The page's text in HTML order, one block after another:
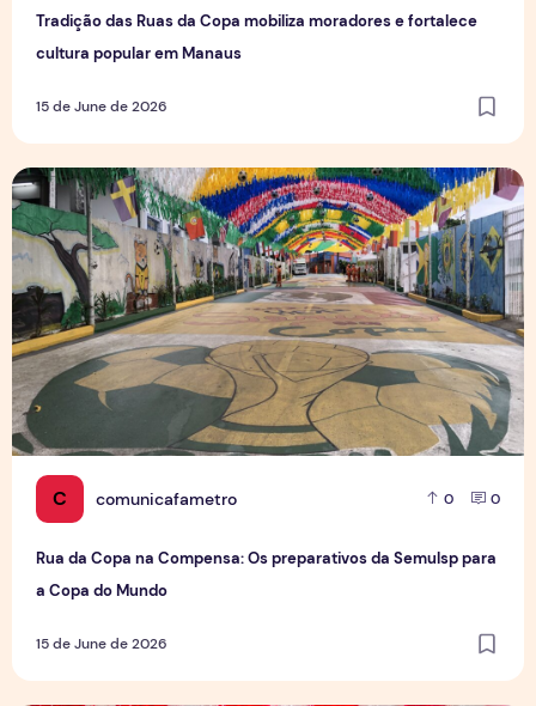
Tradição das Ruas da Copa mobiliza moradores e fortalece
cultura popular em Manaus
15 de June de 2026
C comunicafametro 0 0
Rua da Copa na Compensa: Os preparativos da Semulsp para
a Copa do Mundo
15 de June de 2026
Rua da Copa na Compensa: Os preparativos da Semulsp